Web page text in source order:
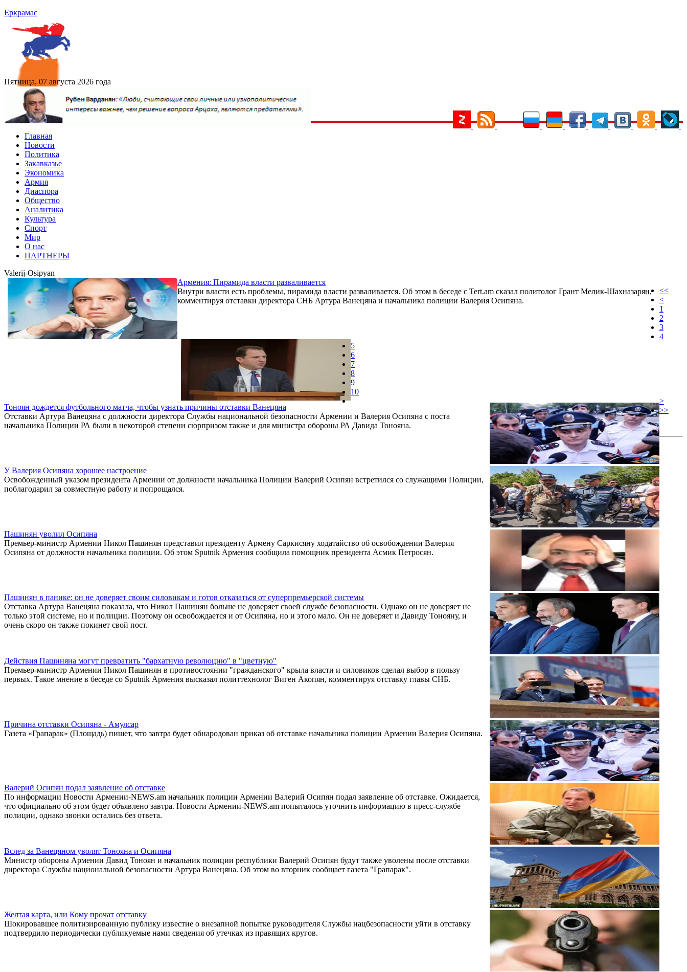
Еркрамас
Пятница, 07 августа 2026 года
Главная
Новости
Политика
Закавказье
Экономика
Армия
Диаспора
Общество
Аналитика
Культура
Спорт
Мир
О нас
ПАРТНЕРЫ
Valerij-Osipyan
Армения: Пирамида власти разваливается
Внутри власти есть проблемы, пирамида власти разваливается. Об этом в беседе с Tert.am сказал политолог Грант Мелик-Шахназарян,
комментируя отставки директора СНБ Артура Ванецяна и начальника полиции Валерия Осипяна.
Тоноян дождется футбольного матча, чтобы узнать причины отставки Ванецяна
Отставки Артура Ванецяна с должности директора Службы национальной безопасности Армении и Валерия Осипяна с поста
начальника Полиции РА были в некоторой степени сюрпризом также и для министра обороны РА Давида Тонояна.
У Валерия Осипяна хорошее настроение
Освобожденный указом президента Армении от должности начальника Полиции Валерий Осипян встретился со служащими Полиции,
поблагодарил за совместную работу и попрощался.
Пашинян уволил Осипяна
Премьер-министр Армении Никол Пашинян представил президенту Армену Саркисяну ходатайство об освобождении Валерия
Осипяна от должности начальника полиции. Об этом Sputnik Армения сообщила помощник президента Асмик Петросян.
Пашинян в панике: он не доверяет своим силовикам и готов отказаться от суперпремьерской системы
Отставка Артура Ванецяна показала, что Никол Пашинян больше не доверяет своей службе безопасности. Однако он не доверяет не
только этой системе, но и полиции. Поэтому он освобождается и от Осипяна, но и этого мало. Он не доверяет и Давиду Тонояну, и
очень скоро он также покинет свой пост.
Действия Пашиняна могут превратить "бархатную революцию" в "цветную"
Премьер-министр Армении Никол Пашинян в противостоянии "гражданского" крыла власти и силовиков сделал выбор в пользу
первых. Такое мнение в беседе со Sputnik Армения высказал политтехнолог Виген Акопян, комментируя отставку главы СНБ.
Причина отставки Осипяна - Амулсар
Газета «Грапарак» (Площадь) пишет, что завтра будет обнародован приказ об отставке начальника полиции Армении Валерия Осипяна.
Валерий Осипян подал заявление об отставке
По информации Новости Армении-NEWS.am начальник полиции Армении Валерий Осипян подал заявление об отставке. Ожидается,
что официально об этом будет объявлено завтра. Новости Армении-NEWS.am попыталось уточнить информацию в пресс-службе
полиции, однако звонки остались без ответа.
Вслед за Ванецяном уволят Тонояна и Осипяна
Министр обороны Армении Давид Тоноян и начальник полиции республики Валерий Осипян будут также уволены после отставки
директора Службы национальной безопасности Артура Ванецяна. Об этом во вторник сообщает газета "Грапарак".
Желтая карта, или Кому прочат отставку
Шокировавшее политизированную публику известие о внезапной попытке руководителя Службы нацбезопасности уйти в отставку
подтвердило периодически публикуемые нами сведения об утечках из правящих кругов.
<<
<
1
2
3
4
5
6
7
8
9
10
>
>>